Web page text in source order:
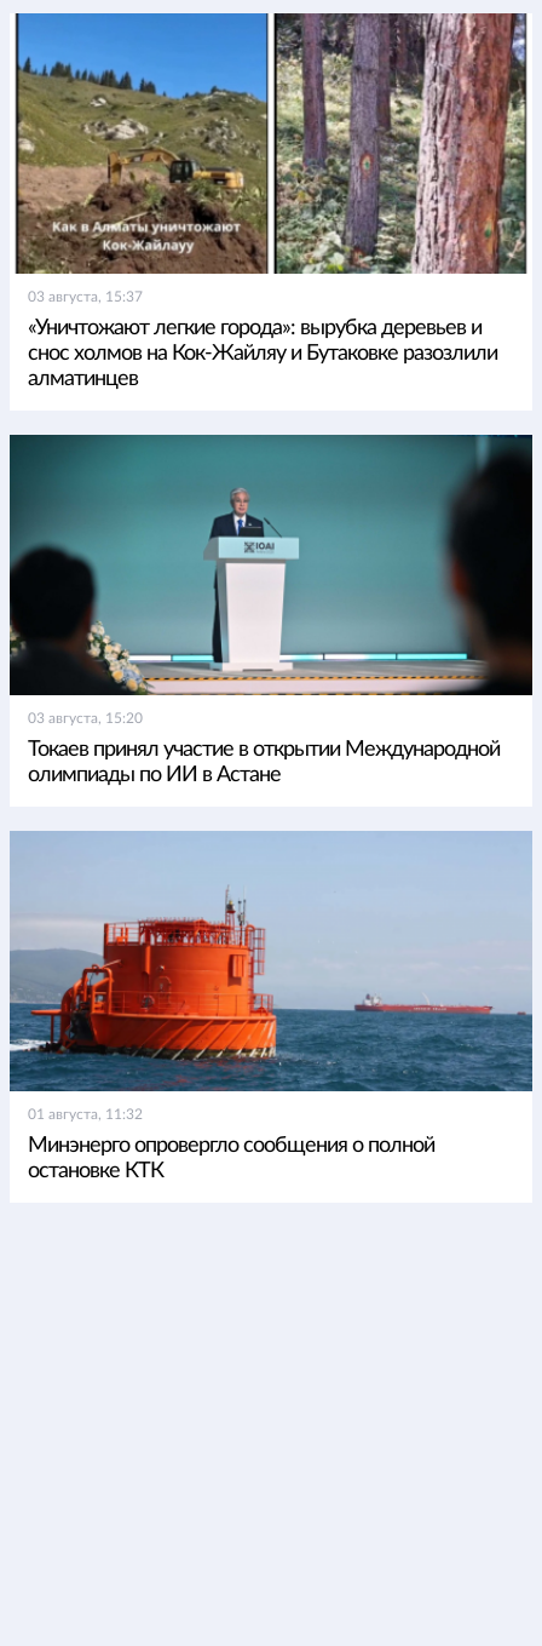
03 августа, 15:37
«Уничтожают легкие города»: вырубка деревьев и
снос холмов на Кок-Жайляу и Бутаковке разозлили
алматинцев
03 августа, 15:20
Токаев принял участие в открытии Международной
олимпиады по ИИ в Астане
01 августа, 11:32
Минэнерго опровергло сообщения о полной
остановке КТК